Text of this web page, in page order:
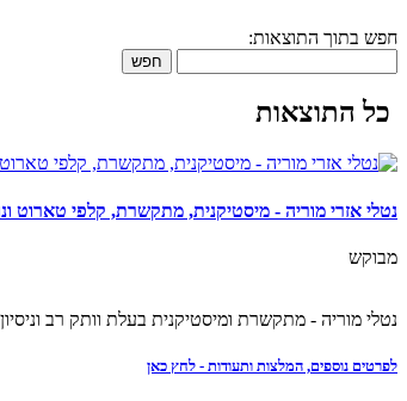
חפש בתוך התוצאות:
חפש
כל התוצאות
נטלי אזרי מוריה - מיסטיקנית, מתקשרת, קלפי טארוט
מבוקש
נטלי מוריה - מתקשרת ומיסטיקנית בעלת וותק רב
לפרטים נוספים, המלצות ותעודות - לחץ כאן